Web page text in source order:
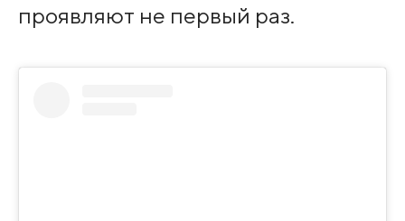
проявляют не первый раз.